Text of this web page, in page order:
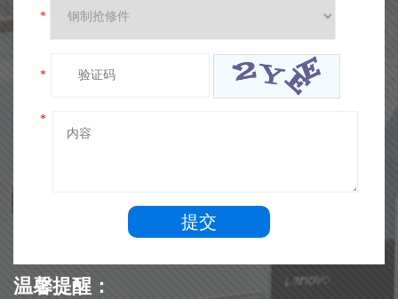
*
*
*
提交
温馨提醒：